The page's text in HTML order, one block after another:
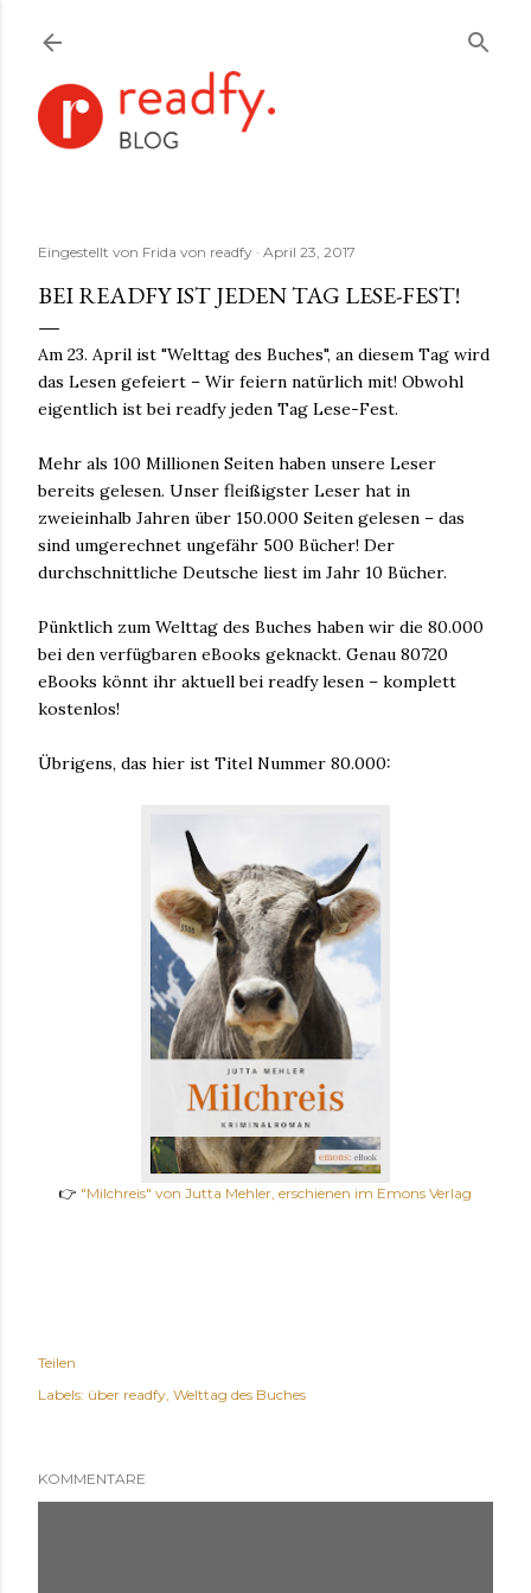
Eingestellt von Frida von readfy April 23, 2017
BEI READFY IST JEDEN TAG LESE-FEST!
Am 23. April ist "Welttag des Buches", an diesem Tag wird
das Lesen gefeiert – Wir feiern natürlich mit! Obwohl
eigentlich ist bei readfy jeden Tag Lese-Fest.
Mehr als 100 Millionen Seiten haben unsere Leser
bereits gelesen. Unser fleißigster Leser hat in
zweieinhalb Jahren über 150.000 Seiten gelesen – das
sind umgerechnet ungefähr 500 Bücher! Der
durchschnittliche Deutsche liest im Jahr 10 Bücher.
Pünktlich zum Welttag des Buches haben wir die 80.000
bei den verfügbaren eBooks geknackt. Genau 80720
eBooks könnt ihr aktuell bei readfy lesen – komplett
kostenlos!
Übrigens, das hier ist Titel Nummer 80.000:
👉 "Milchreis" von Jutta Mehler, erschienen im Emons Verlag
Teilen
Labels: über readfy Welttag des Buches
KOMMENTARE